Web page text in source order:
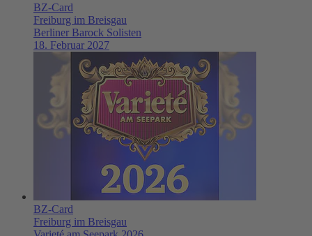
BZ-Card
Freiburg im Breisgau
Berliner Barock Solisten
18. Februar 2027
BZ-Card
Freiburg im Breisgau